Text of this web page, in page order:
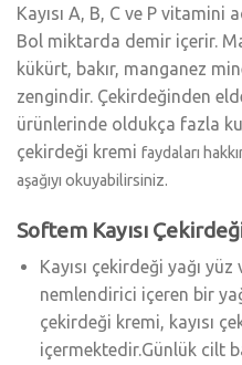
Kayısı A, B, C ve P vitamini
Bol miktarda demir içerir.
kükürt, bakır, manganez
zengindir. Çekirdeğinden
ürünlerinde oldukça fazla
çekirdeği kremi faydaları
aşağıyı okuyabilirsiniz.
Softem Kayısı
Kayısı çekirdeği yağı
nemlendirici içeren bir
çekirdeği kremi, kayısı
içermektedir.Günlük cilt